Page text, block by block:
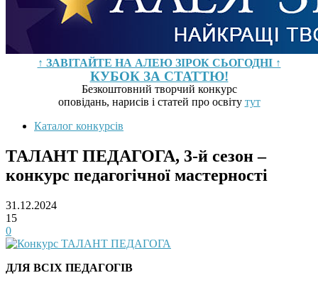
↑ ЗАВІТАЙТЕ НА АЛЕЮ ЗІРОК СЬОГОДНІ ↑
КУБОК ЗА СТАТТЮ!
Безкоштовний творчий конкурс
оповідань, нарисів і статей про освіту тут
Каталог конкурсів
ТАЛАНТ ПЕДАГОГА, 3-й сезон –
конкурс педагогічної мастерності
31.12.2024
15
0
ДЛЯ ВСІХ ПЕДАГОГІВ